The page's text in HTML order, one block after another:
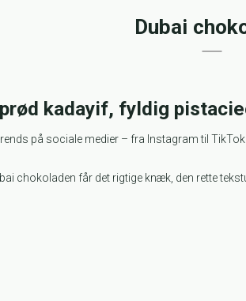
Dubai
kadayif, fyldig
på sociale medier – fra Instagram til
chokoladen får det rigtige knæk, den rette